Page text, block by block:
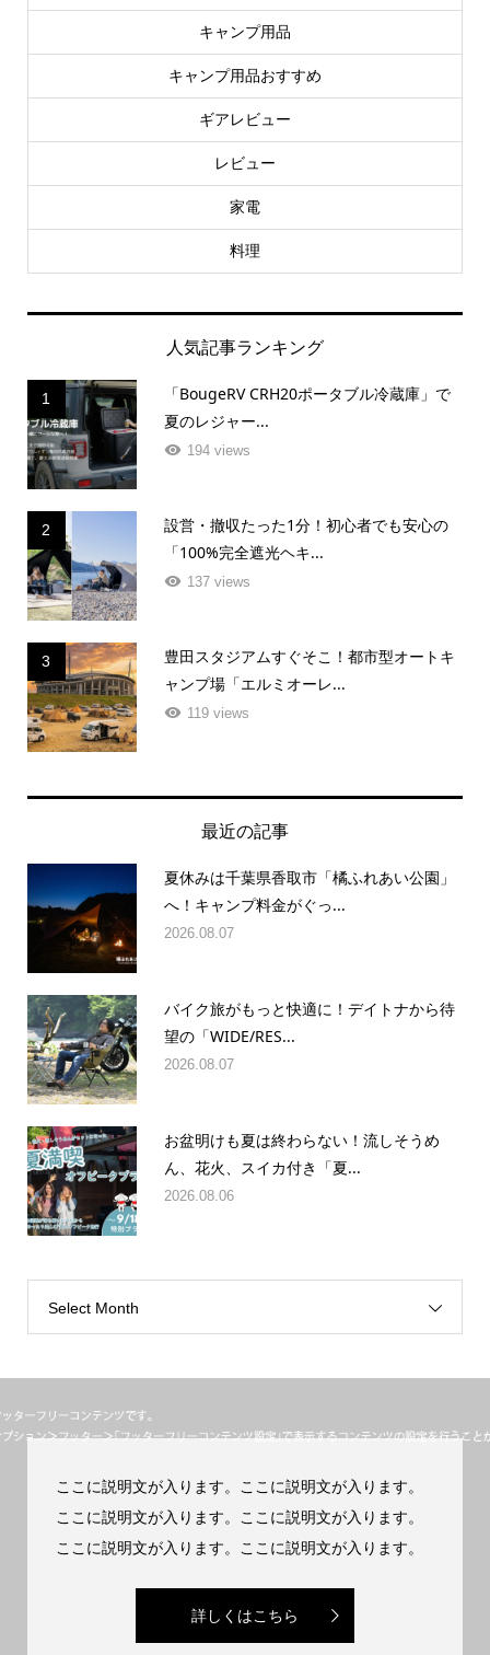
キャンプ用品
キャンプ用品おすすめ
ギアレビュー
レビュー
家電
料理
1
夏のレジャー...
194 views
2
「100%完全遮光ヘキ...
137 views
3
ャンプ場「エルミオーレ...
119 views
へ！キャンプ料金がぐっ...
2026.08.07
望の「WIDE/RES...
2026.08.07
ん、花火、スイカ付き「夏...
2026.08.06
Select Month
ここに説明文が入ります。ここに説明文が入ります。
ここに説明文が入ります。ここに説明文が入ります。
詳しくはこちら